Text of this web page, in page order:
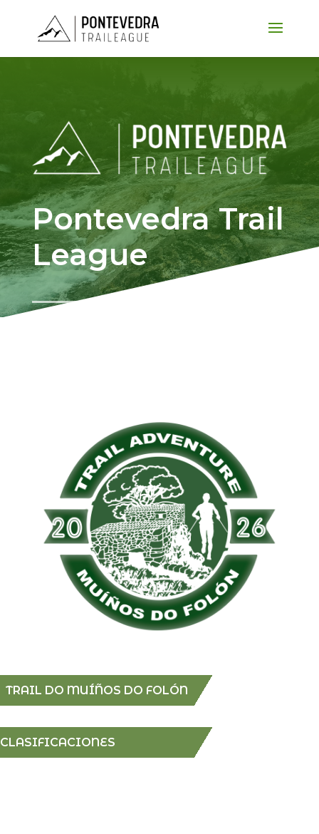
Pontevedra Trail
League
TRAIL DO MUÍÑOS DO FOLÓN
CLASIFICACIONES